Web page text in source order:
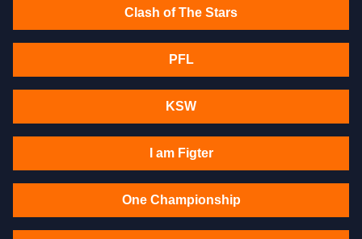
Clash of The Stars
PFL
KSW
I am Figter
One Championship